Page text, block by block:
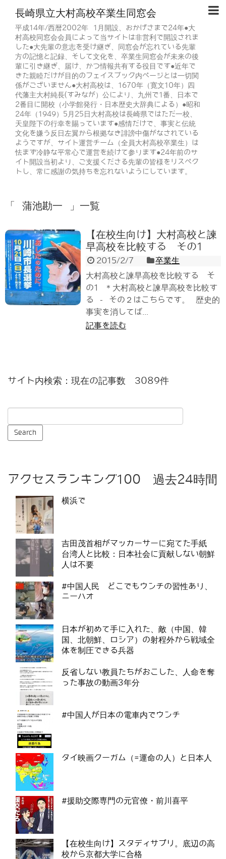
長崎県立大村高校卒業生同窓会
平成14年/西暦2002年 1月開設、おかげさまで24年●大
村高校同窓会会員によって当サイトは非営利で開設されま
した●大先輩の意志を受け継ぎ、同窓会が忘れている先輩
方の記憶と記録、そして文化を、卒業生同窓会が未来の後
輩に引き継ぎ、届け、かつ情報共有する役目です●近年で
きた親睦だけが目的のフェイスブック内ページとは一切関
係がございません●大村高校は、1670年（寛文10年）四
代藩主大村純長(すみなが）公により、九州で1番、日本で
2番目に開校（小学館発行・日本歴史大辞典による）●昭和
24年（1949）5月25日大村高校は長崎県ではただ一校、
天皇陛下の行幸を賜っています●感情だけで、事実と伝統
文化を嫌う反日左翼から根拠なき誹謗中傷がなされている
ようですが、サイト運営チーム（全員大村高校卒業生）は
怯まず冷静な平常心で運営を続けて参ります●24年前のサ
イト開設当初より、ご支援くださる先輩の皆様をリスペク
トし、常に感謝の気持ちを忘れないようにしています。
「 蒲池勘一 」一覧
【在校生向け】大村高校と諫
早高校を比較する その1
2015/2/7
卒業生
大村高校と諫早高校を比較する そ
の1 ＊大村高校と諫早高校を比較す
る - その２はこちらです。 歴史的
事実を消してば...
記事を読む
サイト内検索：現在の記事数 3089件
アクセスランキング100 過去24時間
横浜で
吉田茂首相がマッカーサーに宛てた手紙
台湾人と比較：日本社会に貢献しない朝鮮
人は不要
#中国人民 どこでもウンチの習性あり、
ニーハオ
日本が初めて手に入れた、敵（中国、韓
国、北朝鮮、ロシア）の射程外から戦域全
体を制圧できる兵器
反省しない教員たちがおこした、人命を奪
った事故の動画3年分
#中国人が日本の電車内でウンチ
タイ映画クーガム（=運命の人）と日本人
#援助交際専門の元官僚・前川喜平
【在校生向け】スタディサプリ。底辺の高
校から京都大学に合格